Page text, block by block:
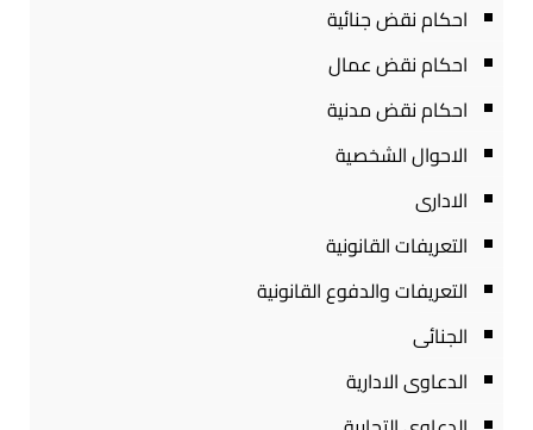
احكام نقض جنائية
احكام نقض عمال
احكام نقض مدنية
الاحوال الشخصية
الادارى
التعريفات القانونية
التعريفات والدفوع القانونية
الجنائى
الدعاوى الادارية